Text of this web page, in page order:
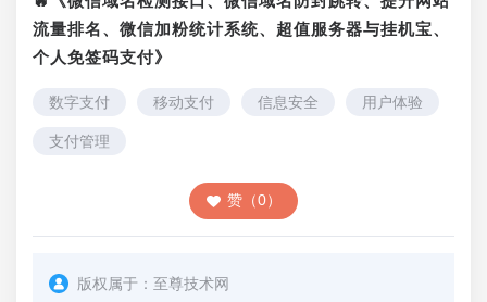
流量排名、微信加粉统计系统、超值服务器与挂机宝、
个人免签码支付》
数字支付 移动支付 信息安全 用户体验
支付管理
赞（0）
版权属于： 至尊技术网